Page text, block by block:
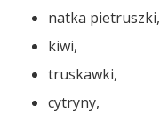
natka pietruszki,
kiwi,
truskawki,
cytryny,